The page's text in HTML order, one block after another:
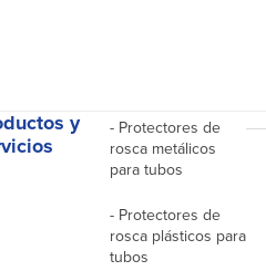
y
- Protectores de
rosca metálicos
para tubos
- Protectores de
rosca plásticos para
tubos